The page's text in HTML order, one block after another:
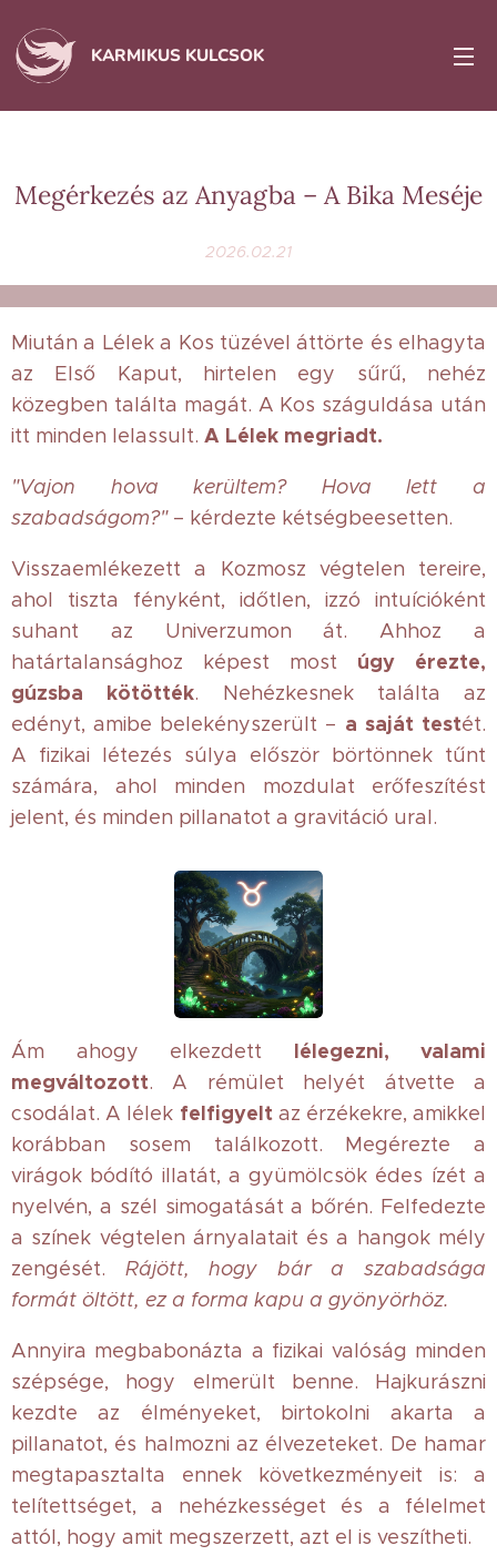
KARMIKUS KULCSOK
Megérkezés az Anyagba – A Bika Meséje
2026.02.21
Miután a Lélek a Kos tüzével áttörte és elhagyta
az Első Kaput, hirtelen egy sűrű, nehéz
közegben találta magát. A Kos száguldása után
itt minden lelassult. A Lélek megriadt.
"Vajon hova kerültem? Hova lett a
szabadságom?"– kérdezte kétségbeesetten.
Visszaemlékezett a Kozmosz végtelen tereire,
ahol tiszta fényként, időtlen, izzó intuícióként
suhant az Univerzumon át. Ahhoz a
határtalansághoz képest most úgy érezte,
gúzsba kötötték. Nehézkesnek találta az
edényt, amibe belekényszerült – a saját testét.
A fizikai létezés súlya először börtönnek tűnt
számára, ahol minden mozdulat erőfeszítést
jelent, és minden pillanatot a gravitáció ural.
Ám ahogy elkezdett lélegezni, valami
megváltozott. A rémület helyét átvette a
csodálat. A lélek felfigyeltaz érzékekre, amikkel
korábban sosem találkozott. Megérezte a
virágok bódító illatát, a gyümölcsök édes ízét a
nyelvén, a szél simogatását a bőrén. Felfedezte
a színek végtelen árnyalatait és a hangok mély
zengését. Rájött, hogy bár a szabadsága
formát öltött, ez a forma kapu a gyönyörhöz.
Annyira megbabonázta a fizikai valóság minden
szépsége, hogy elmerült benne. Hajkurászni
kezdte az élményeket, birtokolni akarta a
pillanatot, és halmozni az élvezeteket. De hamar
megtapasztalta ennek következményeit is: a
telítettséget, a nehézkességet és a félelmet
attól, hogy amit megszerzett, azt el is veszítheti.